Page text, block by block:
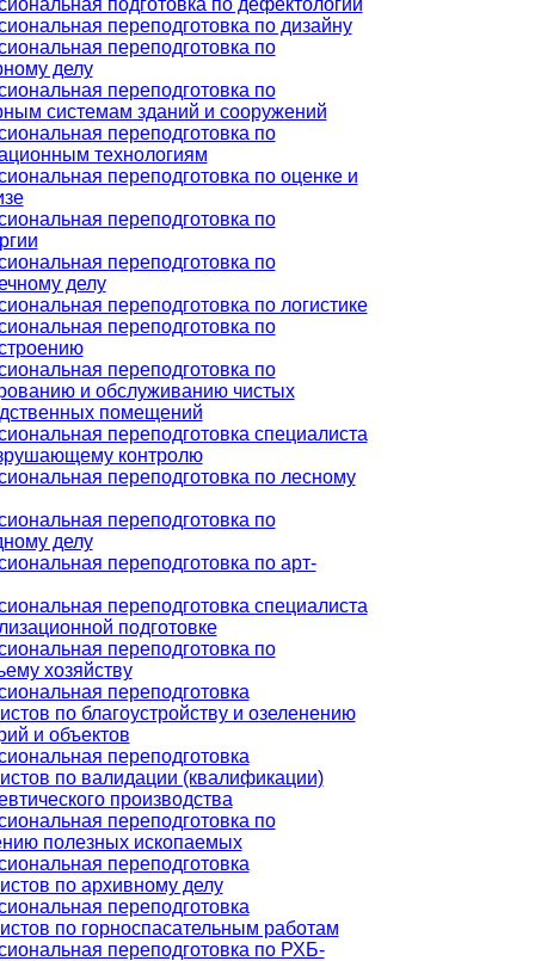
переподготовка по дизайну
переподготовка по
делу
переподготовка по
системам зданий и сооружений
переподготовка по
технологиям
переподготовка по оценке и
переподготовка по
переподготовка по
делу
переподготовка по логистике
переподготовка по
переподготовка по
и обслуживанию чистых
помещений
переподготовка специалиста
контролю
переподготовка по лесному
переподготовка по
делу
переподготовка по арт-
переподготовка специалиста
подготовке
переподготовка по
хозяйству
переподготовка
по благоустройству и озеленению
и объектов
переподготовка
по валидации (квалификации)
производства
переподготовка по
полезных ископаемых
переподготовка
по архивному делу
переподготовка
по горноспасательным работам
переподготовка по РХБ-